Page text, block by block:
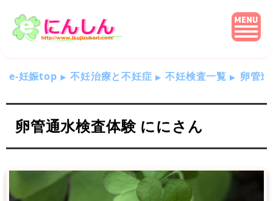
e-妊娠top 不妊治療と不妊症 不妊検査一覧 卵管
卵管通水検査体験 ににさん